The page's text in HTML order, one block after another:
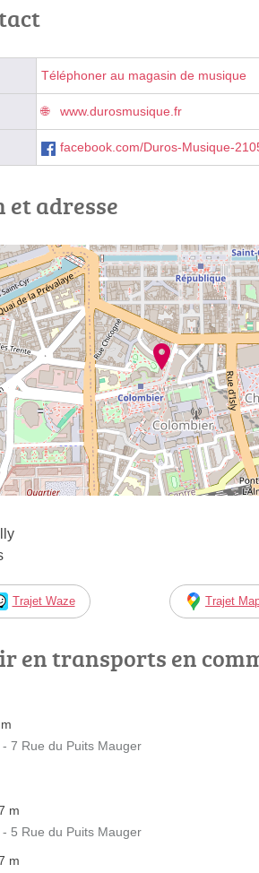
Téléphoner au magasin de musique
www.durosmusique.fr
facebook.com/Duros-Musique-
et adresse
Trajet Waze Trajet
en transports en
7 Rue du Puits Mauger
m
5 Rue du Puits Mauger
m